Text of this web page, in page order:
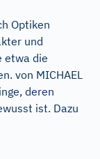
Optiken
und
etwa die
von MICHAEL
deren
ist. Dazu